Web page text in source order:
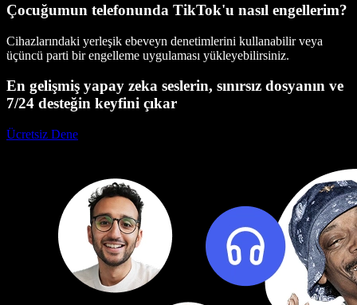
Çocuğumun telefonunda TikTok'u nasıl engellerim?
Cihazlarındaki yerleşik ebeveyn denetimlerini kullanabilir veya
üçüncü parti bir engelleme uygulaması yükleyebilirsiniz.
En gelişmiş yapay zeka seslerin, sınırsız dosyanın ve
7/24 desteğin keyfini çıkar
Ücretsiz Dene